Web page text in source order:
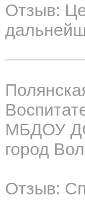
Отзыв:
МБДОУ
город
Отзыв: